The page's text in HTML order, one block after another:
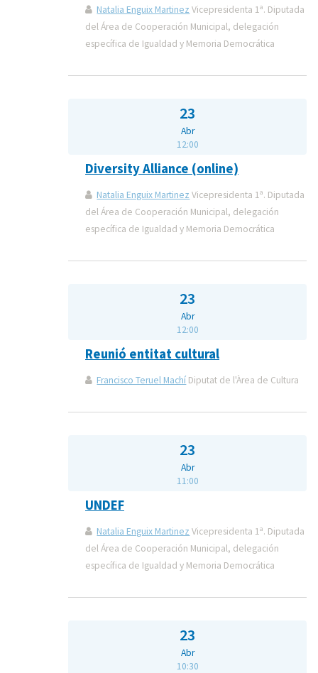
Natalia Enguix Martinez Vicepresidenta 1ª. Diputada
del Área de Cooperación Municipal, delegación
específica de Igualdad y Memoria Democrática
23
Abr
12:00
Diversity Alliance (online)
Natalia Enguix Martinez Vicepresidenta 1ª. Diputada
del Área de Cooperación Municipal, delegación
específica de Igualdad y Memoria Democrática
23
Abr
12:00
Reunió entitat cultural
Francisco Teruel Machí Diputat de l'Àrea de Cultura
23
Abr
11:00
UNDEF
Natalia Enguix Martinez Vicepresidenta 1ª. Diputada
del Área de Cooperación Municipal, delegación
específica de Igualdad y Memoria Democrática
23
Abr
10:30